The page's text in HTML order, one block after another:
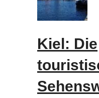
Kiel: Die